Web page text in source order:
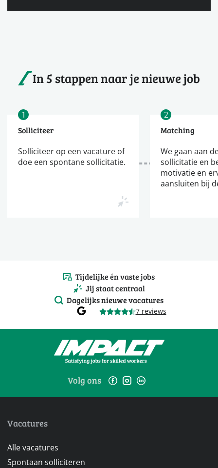
In 5 stappen naar je nieuwe job
1
Solliciteer
Solliciteer op een vacature of
doe een spontane sollicitatie.
2
Matching
We gaan aan
sollicitatie en
motivatie en
aansluiten bij
Tijdelijke én vaste jobs
Jij staat centraal
Dagelijks nieuwe vacatures
7 reviews
Volg ons
Vacatures
Alle vacatures
Spontaan solliciteren